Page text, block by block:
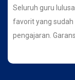
Seluruh guru
favorit yang
pengajaran.